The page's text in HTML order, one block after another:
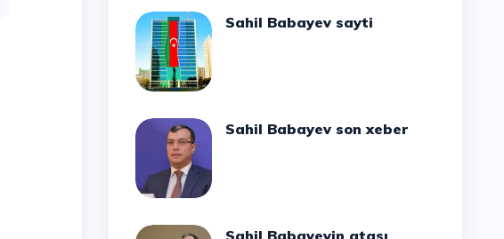
Sahil Babayev sayti
Sahil Babayev son xeber
Sahil Babayevin atası